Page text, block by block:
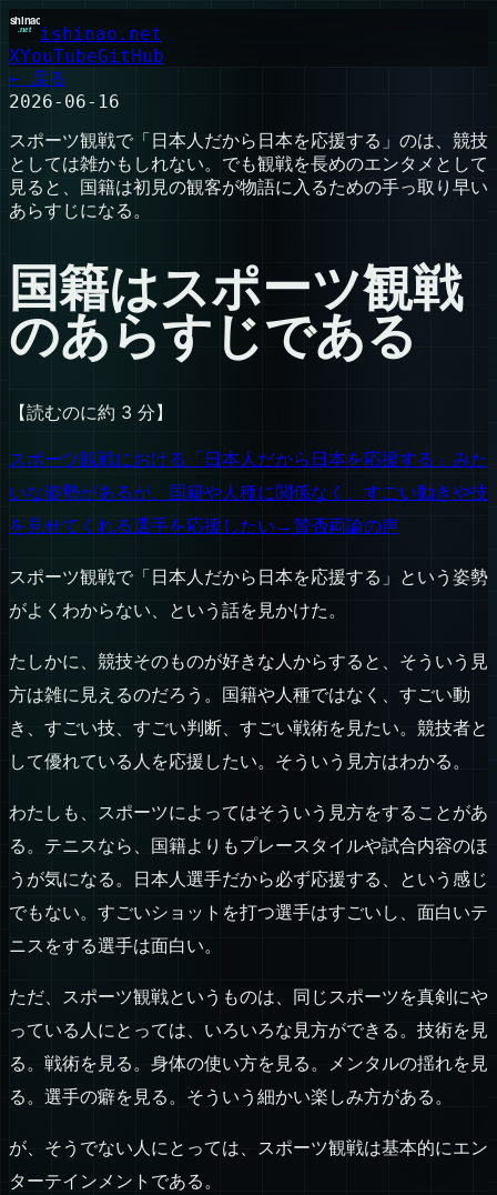
ishinao.net
XYouTubeGitHub
← 戻る
2026-06-16
スポーツ観戦で「日本人だから日本を応援する」のは、競技
としては雑かもしれない。でも観戦を長めのエンタメとして
見ると、国籍は初見の観客が物語に入るための手っ取り早い
あらすじになる。
国籍はスポーツ観戦
のあらすじである
【読むのに約 3 分】
スポーツ観戦における「日本人だから日本を応援する」みた
いな姿勢があるが、国籍や人種に関係なく、すごい動きや技
を見せてくれる選手を応援したい→賛否両論の声
スポーツ観戦で「日本人だから日本を応援する」という姿勢
がよくわからない、という話を見かけた。
たしかに、競技そのものが好きな人からすると、そういう見
方は雑に見えるのだろう。国籍や人種ではなく、すごい動
き、すごい技、すごい判断、すごい戦術を見たい。競技者と
して優れている人を応援したい。そういう見方はわかる。
わたしも、スポーツによってはそういう見方をすることがあ
る。テニスなら、国籍よりもプレースタイルや試合内容のほ
うが気になる。日本人選手だから必ず応援する、という感じ
でもない。すごいショットを打つ選手はすごいし、面白いテ
ニスをする選手は面白い。
ただ、スポーツ観戦というものは、同じスポーツを真剣にや
っている人にとっては、いろいろな見方ができる。技術を見
る。戦術を見る。身体の使い方を見る。メンタルの揺れを見
る。選手の癖を見る。そういう細かい楽しみ方がある。
が、そうでない人にとっては、スポーツ観戦は基本的にエン
ターテインメントである。